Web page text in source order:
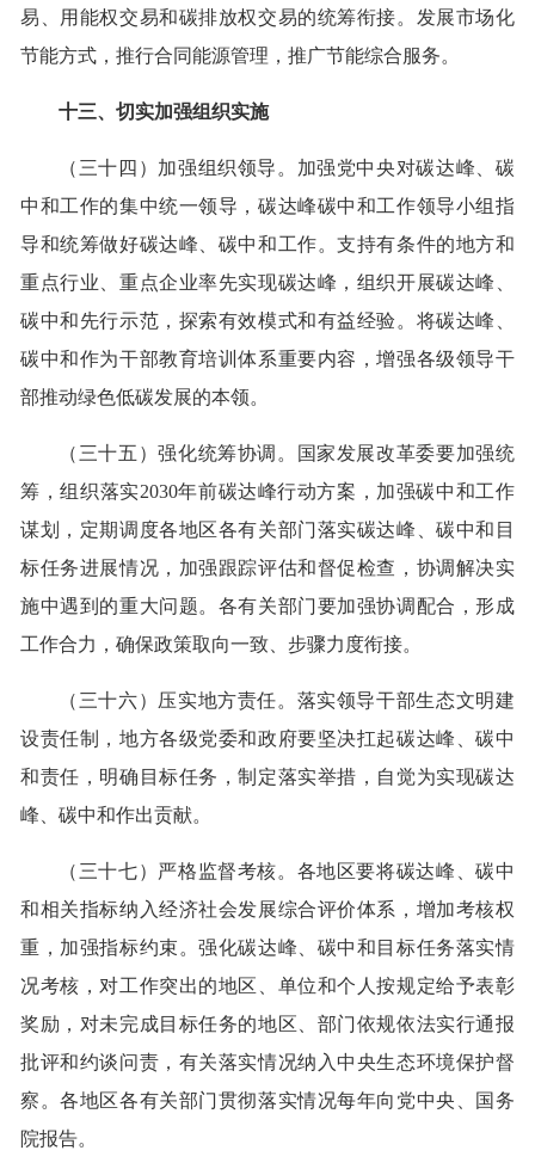
易、用能权交易和碳排放权交易的统筹衔接。发展市场化
节能方式，推行合同能源管理，推广节能综合服务。
十三、切实加强组织实施
（三十四）加强组织领导。加强党中央对碳达峰、碳
中和工作的集中统一领导，碳达峰碳中和工作领导小组指
导和统筹做好碳达峰、碳中和工作。支持有条件的地方和
重点行业、重点企业率先实现碳达峰，组织开展碳达峰、
碳中和先行示范，探索有效模式和有益经验。将碳达峰、
碳中和作为干部教育培训体系重要内容，增强各级领导干
部推动绿色低碳发展的本领。
（三十五）强化统筹协调。国家发展改革委要加强统
筹，组织落实2030年前碳达峰行动方案，加强碳中和工作
谋划，定期调度各地区各有关部门落实碳达峰、碳中和目
标任务进展情况，加强跟踪评估和督促检查，协调解决实
施中遇到的重大问题。各有关部门要加强协调配合，形成
工作合力，确保政策取向一致、步骤力度衔接。
（三十六）压实地方责任。落实领导干部生态文明建
设责任制，地方各级党委和政府要坚决扛起碳达峰、碳中
和责任，明确目标任务，制定落实举措，自觉为实现碳达
峰、碳中和作出贡献。
（三十七）严格监督考核。各地区要将碳达峰、碳中
和相关指标纳入经济社会发展综合评价体系，增加考核权
重，加强指标约束。强化碳达峰、碳中和目标任务落实情
况考核，对工作突出的地区、单位和个人按规定给予表彰
奖励，对未完成目标任务的地区、部门依规依法实行通报
批评和约谈问责，有关落实情况纳入中央生态环境保护督
察。各地区各有关部门贯彻落实情况每年向党中央、国务
院报告。